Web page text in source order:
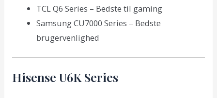
TCL Q6 Series – Bedste til gaming
Samsung CU7000 Series – Bedste
brugervenlighed
Hisense U6K Series